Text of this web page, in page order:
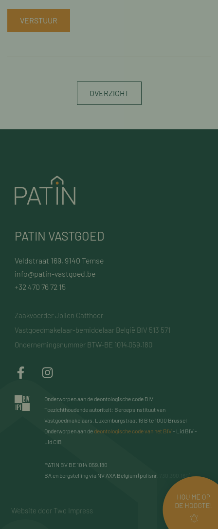
VERSTUUR
OVERZICHT
PATIN VASTGOED
Veldstraat 169, 9140 Temse
info@patin-vastgoed.be
+32 470 76 72 15
Zaakvoerder Jolien Catthoor
Vastgoedmakelaar-bemiddelaar België BIV 513 571
Ondernemingsnummer BTW-BE 1014.059.180
Onderworpen aan de deontologische code BIV
Toezichthoudende autoriteit: Beroepsinstituut van
Vastgoedmakelaars, Luxemburgstraat 16 B te 1000 Brussel
Onderworpen aan de deontologische code van het BIV- Lid BIV -
Lid CIB
PATIN BV BE 1014.059.180
BA en borgstelling via NV AXA Belgium (polisnr. 730.390.160)
Website door Two Impress